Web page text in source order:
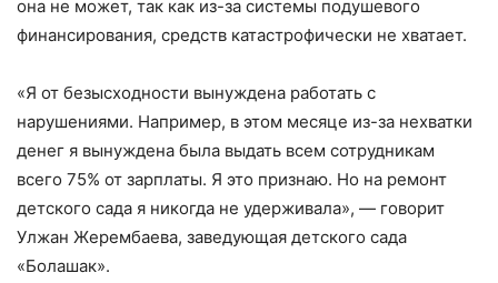
она не может, так как из-за системы подушевого
финансирования, средств катастрофически не хватает.
«Я от безысходности вынуждена работать с
нарушениями. Например, в этом месяце из-за нехватки
денег я вынуждена была выдать всем сотрудникам
всего 75% от зарплаты. Я это признаю. Но на ремонт
детского сада я никогда не удерживала», — говорит
Улжан Жерембаева, заведующая детского сада
«Болашак».